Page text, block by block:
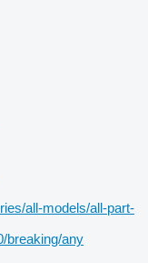
all-models/all-part-
breaking/any